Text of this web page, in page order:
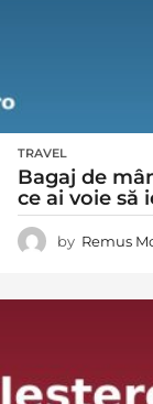
TRAVEL
Bagaj de
ce ai voie să
by Remus